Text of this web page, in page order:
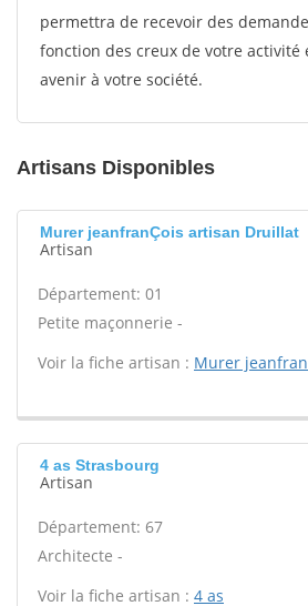
permettra de recevoir des
fonction des creux de votre activité
avenir à votre société.
Artisans Disponibles
Murer jeanfranÇois artisan Druillat
Artisan
Département: 01
Petite maçonnerie -
Voir la fiche artisan : Murer
4 as Strasbourg
Artisan
Département: 67
Architecte -
Voir la fiche artisan : 4 as